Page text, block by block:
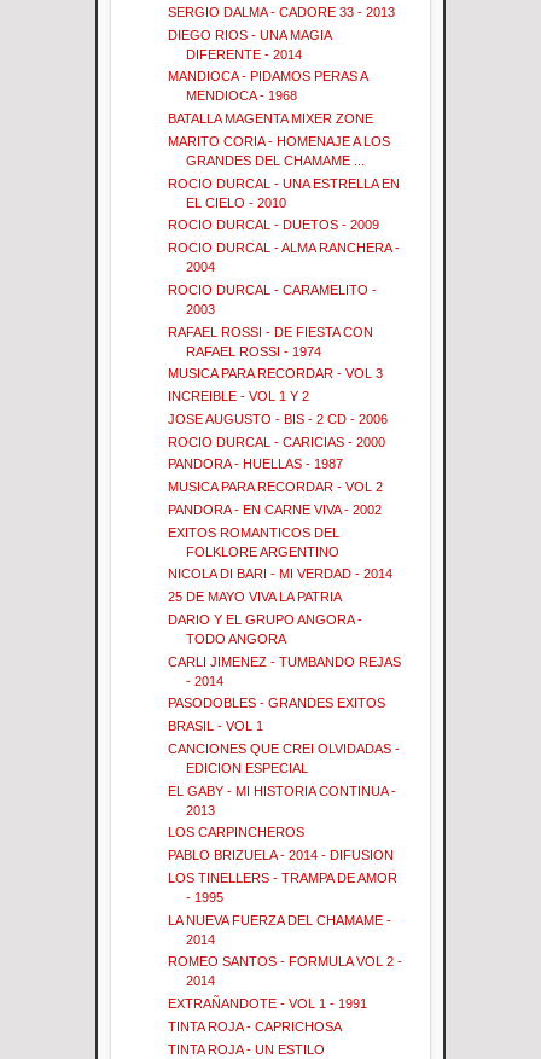
SERGIO DALMA - CADORE 33 - 2013
DIEGO RIOS - UNA MAGIA
DIFERENTE - 2014
MANDIOCA - PIDAMOS PERAS A
MENDIOCA - 1968
BATALLA MAGENTA MIXER ZONE
MARITO CORIA - HOMENAJE A LOS
GRANDES DEL CHAMAME ...
ROCIO DURCAL - UNA ESTRELLA EN
EL CIELO - 2010
ROCIO DURCAL - DUETOS - 2009
ROCIO DURCAL - ALMA RANCHERA -
2004
ROCIO DURCAL - CARAMELITO -
2003
RAFAEL ROSSI - DE FIESTA CON
RAFAEL ROSSI - 1974
MUSICA PARA RECORDAR - VOL 3
INCREIBLE - VOL 1 Y 2
JOSE AUGUSTO - BIS - 2 CD - 2006
ROCIO DURCAL - CARICIAS - 2000
PANDORA - HUELLAS - 1987
MUSICA PARA RECORDAR - VOL 2
PANDORA - EN CARNE VIVA - 2002
EXITOS ROMANTICOS DEL
FOLKLORE ARGENTINO
NICOLA DI BARI - MI VERDAD - 2014
25 DE MAYO VIVA LA PATRIA
DARIO Y EL GRUPO ANGORA -
TODO ANGORA
CARLI JIMENEZ - TUMBANDO REJAS
- 2014
PASODOBLES - GRANDES EXITOS
BRASIL - VOL 1
CANCIONES QUE CREI OLVIDADAS -
EDICION ESPECIAL
EL GABY - MI HISTORIA CONTINUA -
2013
LOS CARPINCHEROS
PABLO BRIZUELA - 2014 - DIFUSION
LOS TINELLERS - TRAMPA DE AMOR
- 1995
LA NUEVA FUERZA DEL CHAMAME -
2014
ROMEO SANTOS - FORMULA VOL 2 -
2014
EXTRAÑANDOTE - VOL 1 - 1991
TINTA ROJA - CAPRICHOSA
TINTA ROJA - UN ESTILO